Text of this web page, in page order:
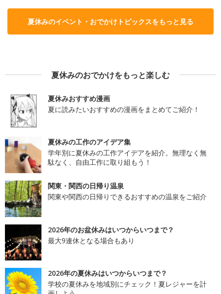
夏休みのイベント・おでかけトピックスをもっと見る
夏休みのおでかけをもっと楽しむ
夏休みおすすめ漫画
夏に読みたいおすすめの漫画をまとめてご紹介！
夏休みの工作のアイデア集
学年別に夏休みの工作アイデアを紹介。無理なく無
駄なく、自由工作に取り組もう！
関東・関西の日帰り温泉
関東や関西の日帰りできるおすすめの温泉をご紹介
2026年のお盆休みはいつからいつまで？
最大9連休となる場合もあり
2026年の夏休みはいつからいつまで？
学校の夏休みを地域別にチェック！夏レジャーを計